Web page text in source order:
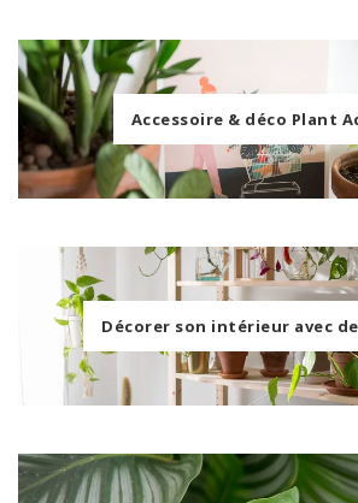
Accessoire & déco Plant
Décorer son intérieur avec